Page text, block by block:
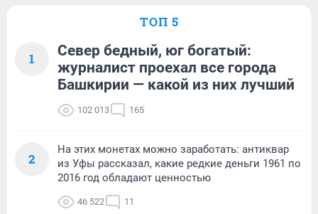
ТОП 5
1
Север бедный, юг богатый:
журналист проехал все города
Башкирии — какой из них лучший
102 013 165
2
На этих монетах можно заработать: антиквар
из Уфы рассказал, какие редкие деньги 1961 по
2016 год обладают ценностью
46 522 11